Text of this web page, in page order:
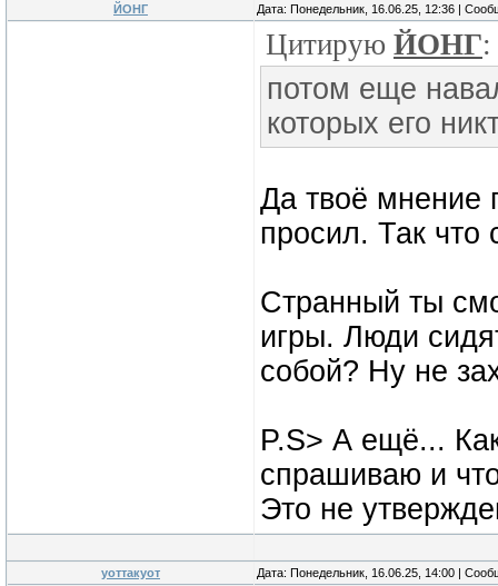
ЙОНГ Дата: Понедельник, 16.06.25, 12:36 |
Цитирую ЙОНГ:
потом еще
которых его
Да твоё мнение
просил. Так что
Странный ты
игры. Люди
собой? Ну не
P.S> А ещё...
спрашиваю и
Это не
уоттакуот Дата: Понедельник, 16.06.25, 14:00 |